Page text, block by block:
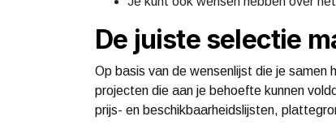
De juiste selectie
Op basis van de wensenlijst die je samen
projecten die aan je behoefte kunnen
prijs- en beschikbaarheidslijsten,